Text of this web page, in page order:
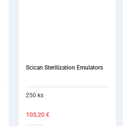
Scican Sterilization Emulators
250 ks
103,20€